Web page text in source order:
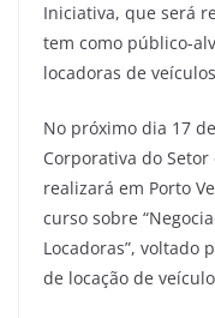
Iniciativa, que será
tem como público-
locadoras de veículos
No próximo dia 17
Corporativa do Setor
realizará em Porto
curso sobre
Locadoras”, voltado
de locação de